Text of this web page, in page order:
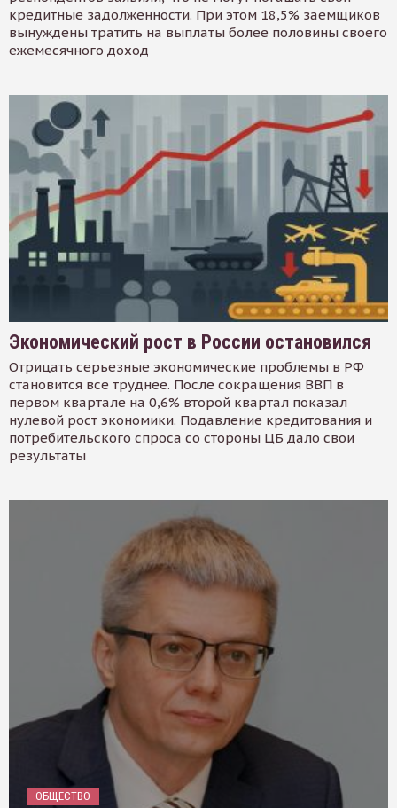
кредитные задолженности. При этом 18,5% заемщиков
вынуждены тратить на выплаты более половины своего
ежемесячного доход
Экономический рост в России остановился
Отрицать серьезные экономические проблемы в РФ
становится все труднее. После сокращения ВВП в
первом квартале на 0,6% второй квартал показал
нулевой рост экономики. Подавление кредитования и
потребительского спроса со стороны ЦБ дало свои
результаты
ОБЩЕСТВО